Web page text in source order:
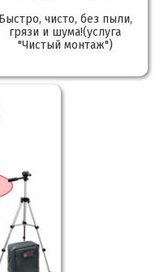
Быстро, чисто, без пыли,
грязи и шума!(услуга
"Чистый монтаж")